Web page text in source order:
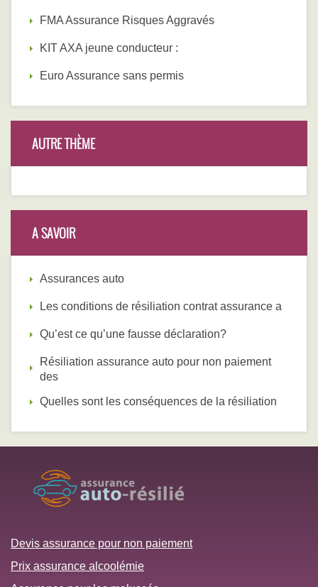
FMA Assurance Risques Aggravés
KIT AXA jeune conducteur :
Euro Assurance sans permis
AUTRE THÈME
A SAVOIR
Assurances auto
Les conditions de résiliation contrat assurance a
Qu’est ce qu’une fausse déclaration?
Résiliation assurance auto pour non paiement
des
Quelles sont les conséquences de la résiliation
Devis assurance pour non paiement
Prix assurance alcoolémie